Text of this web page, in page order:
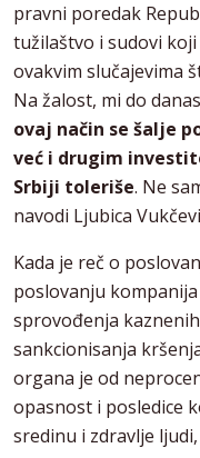
pravni poredak
tužilaštvo i sudovi
ovakvim slučajevima
Na žalost, mi do
ovaj način se šalje
već i drugim
Srbiji toleriše. Ne
navodi Ljubica
Kada je reč o
poslovanju
sprovođenja
sankcionisanja
organa je od
opasnost i posledice
sredinu i zdravlje